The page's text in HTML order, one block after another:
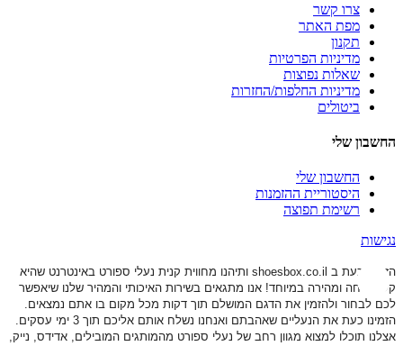
צרו קשר
מפת האתר
תקנון
מדיניות הפרטיות
שאלות נפוצות
מדיניות החלפות/החזרות
ביטולים
החשבון שלי
החשבון שלי
היסטוריית ההזמנות
רשימת תפוצה
נגישות
הזמינו כעת ב shoesbox.co.il ותיהנו מחווית קנית נעלי ספורט באינטרנט שהיא
קלה, נוחה ומהירה במיוחד! אנו מתגאים בשירות האיכותי והמהיר שלנו שיאפשר
לכם לבחור ולהזמין את הדגם המושלם תוך דקות מכל מקום בו אתם נמצאים.
הזמינו כעת את הנעליים שאהבתם ואנחנו נשלח אותם אליכם תוך 3 ימי עסקים.
אצלנו תוכלו למצוא מגוון רחב של נעלי ספורט מהמותגים המובילים, אדידס, נייק,